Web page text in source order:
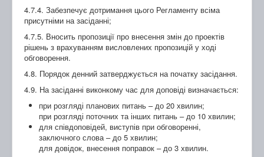
4.7.4. Забезпечує дотримання цього Регламенту всіма
присутніми на засіданні;
4.7.5. Вносить пропозиції про внесення змін до проектів
рішень з врахуванням висловлених пропозицій у ході
обговорення.
4.8. Порядок денний затверджується на початку засідання.
4.9. На засіданні виконкому час для доповіді визначається:
при розгляді планових питань – до 20 хвилин;
при розгляді поточних та інших питань – до 10 хвилин;
для співдоповідей, виступів при обговоренні,
заключного слова – до 5 хвилин;
для довідок, внесення поправок – до 3 хвилин.